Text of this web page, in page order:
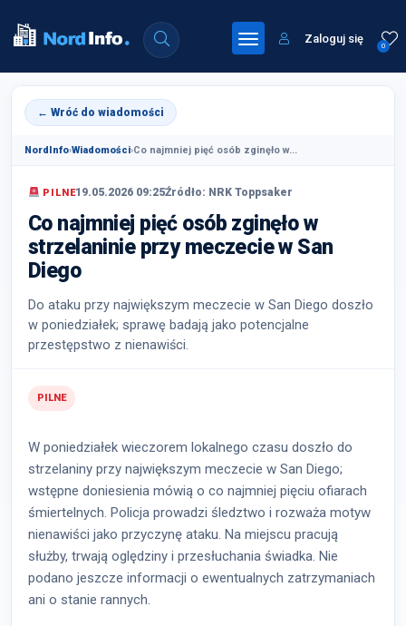
0
Zaloguj się
← Wróć do wiadomości
NordInfo›Wiadomości›Co najmniej pięć osób zginęło w...
PILNE19.05.2026 09:25Źródło: NRK Toppsaker
Co najmniej pięć osób zginęło w
strzelaninie przy meczecie w San
Diego
Do ataku przy największym meczecie w San Diego doszło
w poniedziałek; sprawę badają jako potencjalne
przestępstwo z nienawiści.
PILNE
W poniedziałek wieczorem lokalnego czasu doszło do
strzelaniny przy największym meczecie w San Diego;
wstępne doniesienia mówią o co najmniej pięciu ofiarach
śmiertelnych. Policja prowadzi śledztwo i rozważa motyw
nienawiści jako przyczynę ataku. Na miejscu pracują
służby, trwają oględziny i przesłuchania świadka. Nie
podano jeszcze informacji o ewentualnych zatrzymaniach
ani o stanie rannych.